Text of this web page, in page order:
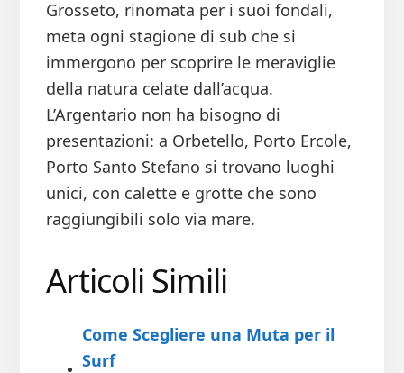
Grosseto, rinomata per i suoi fondali,
meta ogni stagione di sub che si
immergono per scoprire le meraviglie
della natura celate dall’acqua.
L’Argentario non ha bisogno di
presentazioni: a Orbetello, Porto Ercole,
Porto Santo Stefano si trovano luoghi
unici, con calette e grotte che sono
raggiungibili solo via mare.
Articoli Simili
Come Scegliere una Muta per il
Surf